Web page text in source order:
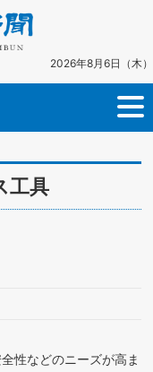
2026年8月6日（木）
工具
性などのニーズが高ま